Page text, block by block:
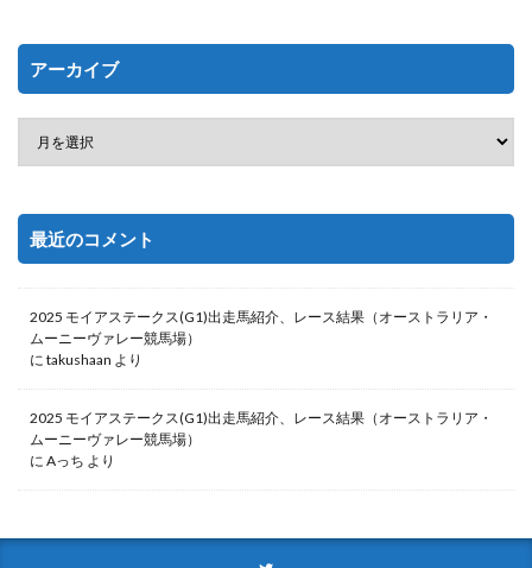
アーカイブ
最近のコメント
2025 モイアステークス(G1)出走馬紹介、レース結果（オーストラリア・
ムーニーヴァレー競馬場）
に takushaan より
2025 モイアステークス(G1)出走馬紹介、レース結果（オーストラリア・
ムーニーヴァレー競馬場）
に Aっち より